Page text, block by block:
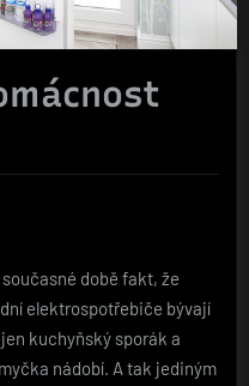
době fakt, že
elektrospotřebiče bývají
kuchyňský sporák a
nádobí. A tak jediným